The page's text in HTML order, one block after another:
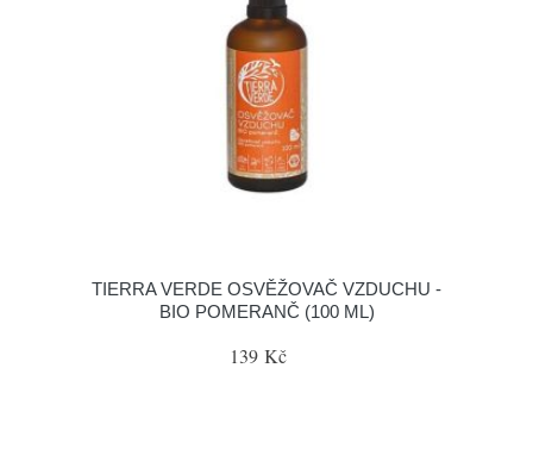
TIERRA VERDE OSVĚŽOVAČ VZDUCHU -
BIO POMERANČ (100 ML)
139 Kč